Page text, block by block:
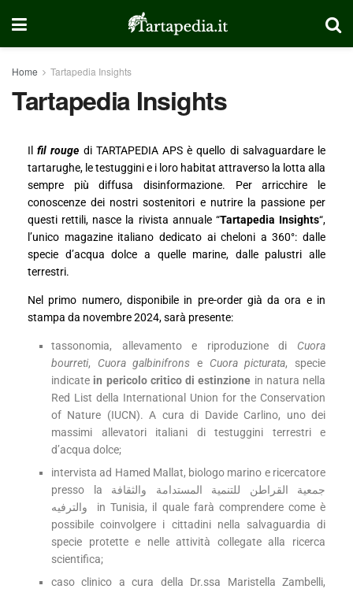
Home Tartapedia Insights
Tartapedia Insights
Ilfil rouge di TARTAPEDIA APS è quello di salvaguardare le
tartarughe, le testuggini e i loro habitat attraverso la lotta alla
sempre più diffusa disinformazione. Per arricchire le
conoscenze dei nostri sostenitori e nutrire la passione per
questi rettili, nasce la rivista annuale “Tartapedia Insights“,
l’unico magazine italiano dedicato ai cheloni a 360°: dalle
specie d’acqua dolce a quelle marine, dalle palustri alle
terrestri.
Nel primo numero, disponibile in pre-order già da ora e in
stampa da novembre 2024, sarà presente:
tassonomia, allevamento e riproduzione di Cuora
bourreti, Cuora galbinifrons e Cuora picturata, specie
indicate in pericolo critico di estinzione in natura nella
Red List della International Union for the Conservation
of Nature (IUCN). A cura di Davide Carlino, uno dei
massimi allevatori italiani di testuggini terrestri e
d’acqua dolce;
intervista ad Hamed Mallat, biologo marino e ricercatore
presso la جمعية القراطن للتنمية المستدامة والثقافة
والترفيه in Tunisia, il quale farà comprendere come è
possibile coinvolgere i cittadini nella salvaguardia di
specie protette e nelle attività collegate alla ricerca
scientifica;
caso clinico a cura della Dr.ssa Maristella Zambelli,